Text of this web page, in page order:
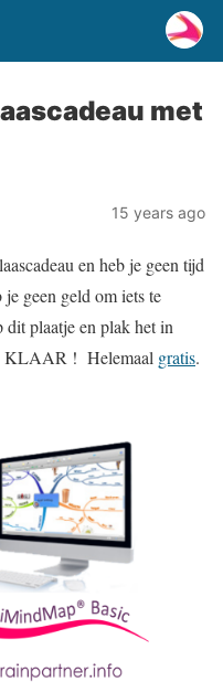
met
15 years ago
en heb je geen tijd
geen geld om iets te
plaatje en plak het in
KLAAR ! Helemaal gratis.